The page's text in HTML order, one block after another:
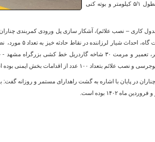
زینب به سمت بقمچ با مشارکت شهرداری چناران بطول ۵/۱ کیلومتر و بوته کنی
کاری – نصب علائم)، آشکار سازی پل ورودی کمربندی
در نقاط حادثه خیز، پاکسازی حریم بطول ۴۰ کیلومتر، تعمیر و مرمت ۳۰ شاخه
در پایان با اشاره به گشت راهدارای مستمر و روزانه گفت:
راه ازد یگر فعالیت‌های مستمر این اداره در ایام